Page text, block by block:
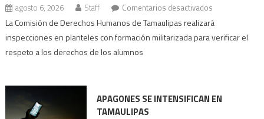
agosto 6, 2026 Staff Comentarios desactivadosen
Escuelas
con
Codhet
La Comisión de Derechos Humanos de Tamaulipas realizará
inspecciones en planteles con formación militarizada para verificar el
respeto a los derechos de los alumnos
APAGONES SE INTENSIFICAN EN
TAMAULIPAS